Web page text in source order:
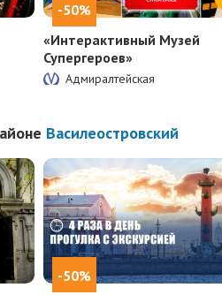
-50%
«Интерактивный Музей
Супергероев»
Адмиралтейская
Василеостровский
-50%